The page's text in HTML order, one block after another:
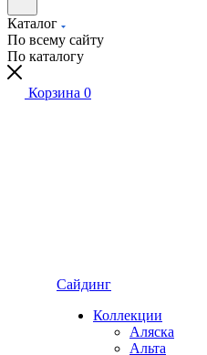
Каталог
По всему сайту
По каталогу
Корзина 0
Сайдинг
Коллекции
Аляска
Альта